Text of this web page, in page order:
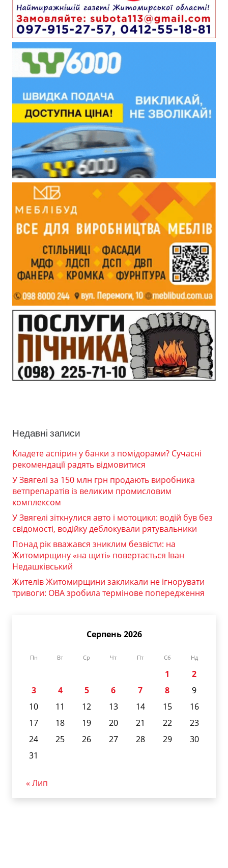
Недавні записи
Кладете аспірин у банки з помідорами? Сучасні
рекомендації радять відмовитися
У Звягелі за 150 млн грн продають виробника
ветпрепаратів із великим промисловим
комплексом
У Звягелі зіткнулися авто і мотоцикл: водій був без
свідомості, водійку деблокували рятувальники
Понад рік вважався зниклим безвісти: на
Житомирщину «на щиті» повертається Іван
Недашківський
Жителів Житомирщини закликали не ігнорувати
тривоги: ОВА зробила термінове попередження
Серпень 2026
Пн Вт Ср Чт Пт Сб Нд
1
2
3
4 5 6 7 8
9
10
11 12 13 14 15
16
17
18 19 20 21 22
23
24
25 26 27 28 29
30
31
« Лип